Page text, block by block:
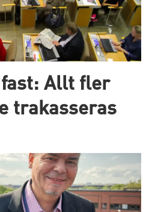
Allt fler
trakasseras